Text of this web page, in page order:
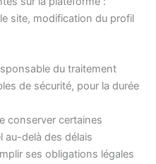
site, modification du profil
du traitement
de sécurité, pour la durée
conserver certaines
au-delà des délais
ses obligations légales